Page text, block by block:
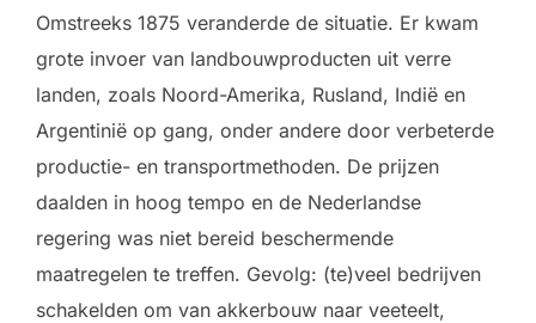
Omstreeks 1875 veranderde de situatie. Er kwam
grote invoer van landbouwproducten uit verre
landen, zoals Noord-Amerika, Rusland, Indië en
Argentinië op gang, onder andere door verbeterde
productie- en transportmethoden. De prijzen
daalden in hoog tempo en de Nederlandse
regering was niet bereid beschermende
maatregelen te treffen. Gevolg: (te)veel bedrijven
schakelden om van akkerbouw naar veeteelt,